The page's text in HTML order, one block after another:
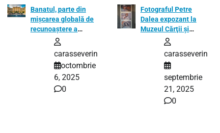
Banatul, parte din
mișcarea globală de
recunoaștere a
gastronomiei ca
carasseverin
octombrie
6, 2025
0
Fotograful Petre
Dalea expozant la
Muzeul Cărţii şi
Exilului Românesc
carasseverin
septembrie
21, 2025
0